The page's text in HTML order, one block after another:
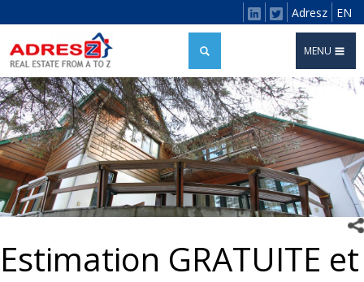
Adresz EN
MENU
Estimation GRATUITE et